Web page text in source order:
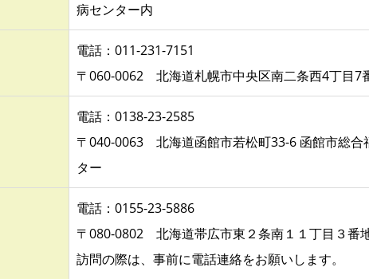
病センター内
電話：011-231-7151
〒060-0062 北海道札幌市中央区南二条西4丁目7
電話：0138-23-2585
〒040-0063 北海道函館市若松町33-6 函館市総合
ター
電話：0155-23-5886
〒080-0802 北海道帯広市東２条南１１丁目３番
訪問の際は、事前に電話連絡をお願いします。